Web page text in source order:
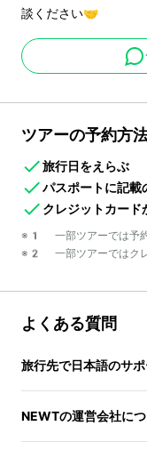
談ください🤝
ツアーの予約方
旅行日をえらぶ
パスポートに記載
クレジットカード
※1 一部ツアーでは予約
※2 一部ツアーではクレ
よくある質問
旅行先で日本語のサ
NEWTの運営会社に